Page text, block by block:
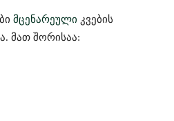
მცენარეული კვების
მათ შორისაა: